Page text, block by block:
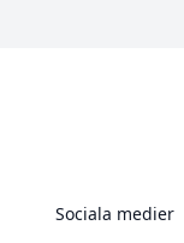
Sociala medier